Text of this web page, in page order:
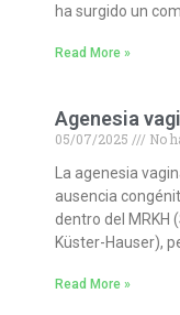
ha surgido un
Read More »
Agenesia
05/07/2025
No
ausencia
dentro del MRKH
Küster-Hauser),
Read More »